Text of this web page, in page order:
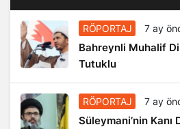
RÖPORTAJ 7 ay
Bahreynli Muhalif
Tutuklu
RÖPORTAJ 7 ay
Süleymani’nin Kanı